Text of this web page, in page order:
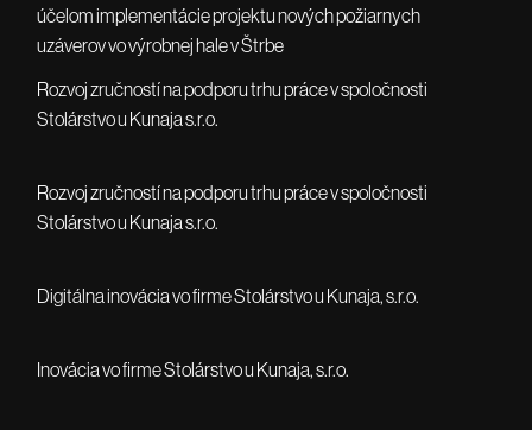
účelom implementácie projektu nových požiarnych
uzáverov vo výrobnej hale v Štrbe
Rozvoj zručností na podporu trhu práce v spoločnosti
Stolárstvo u Kunaja s.r.o.
Rozvoj zručností na podporu trhu práce v spoločnosti
Stolárstvo u Kunaja s.r.o.
Digitálna inovácia vo firme Stolárstvo u Kunaja, s.r.o.
Inovácia vo firme Stolárstvo u Kunaja, s.r.o.